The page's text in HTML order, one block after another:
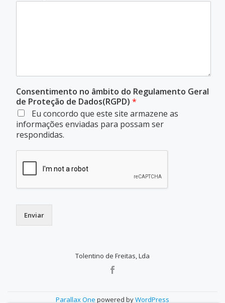
Consentimento no âmbito do Regulamento Geral
de Proteção de Dados(RGPD) *
Eu concordo que este site armazene as
informações enviadas para possam ser
respondidas.
Enviar
Tolentino de Freitas, Lda
Parallax One powered byWordPress